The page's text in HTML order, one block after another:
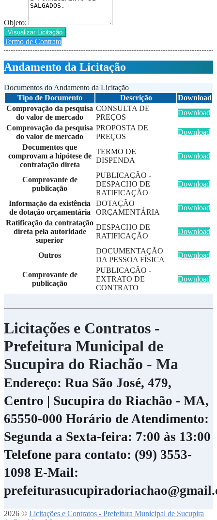
Objeto:
Visualizar Licitação
Termo de Contrato
Andamento da Licitação
Documentos do Andamento da Licitação
Tipo de Documento
Descrição
Download
Comprovação da pesquisa
do valor de mercado
CONSULTA DE
PREÇOS
Download
Comprovação da pesquisa
do valor de mercado
PROPOSTA DE
PREÇOS
Download
Documentos que
comprovam a hipótese de
contratação direta
TERMO DE
DISPENDA
Download
Comprovante de
publicação
PUBLICAÇÃO -
DESPACHO DE
RATIFICAÇÃO
Download
Informação da existência
de dotação orçamentária
DOTAÇÃO
ORÇAMENTÁRIA
Download
Ratificação da contratação
direta pela autoridade
superior
DESPACHO DE
RATIFICAÇÃO
Download
Outros
DOCUMENTAÇÃO
DA PESSOA FÍSICA
Download
Comprovante de
publicação
PUBLICAÇÃO -
EXTRATO DE
CONTRATO
Download
Licitações e Contratos -
Prefeitura Municipal de
Sucupira do Riachão - Ma
Endereço: Rua São José, 479,
Centro | Sucupira do Riachão - MA,
65550-000 Horário de Atendimento:
Segunda a Sexta-feira: 7:00 às 13:00
Telefone para contato: (99) 3553-
1098 E-Mail:
2026 © Licitações e Contratos - Prefeitura Municipal de Sucupira